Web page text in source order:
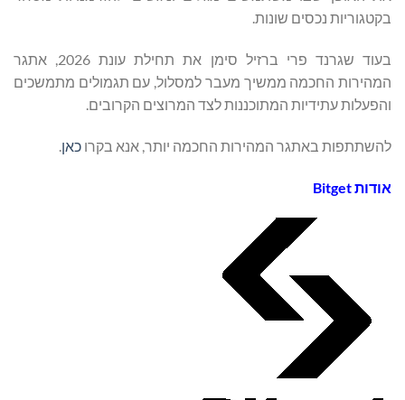
בקטגוריות נכסים שונות.
בעוד שגרנד פרי ברזיל סימן את תחילת עונת 2026, אתגר
המהירות החכמה ממשיך מעבר למסלול, עם תגמולים מתמשכים
והפעלות עתידיות המתוכננות לצד המרוצים הקרובים.
להשתתפות באתגר המהירות החכמה יותר, אנא בקרו כאן.
אודותBitget